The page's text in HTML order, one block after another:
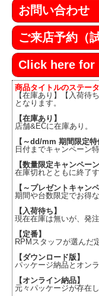
お問い合わせ
ご来店予約（
Click here
商品タイトルのステー
【在庫あり】【入荷待
となります。
【在庫あり】
店舗&ECに在庫あり。
【～dd/mm 期間限定特
日付までキャンペーン
【数量限定キャンペーン
在庫切れとともに終了
【～プレゼントキャンペ
期間や台数限定でお得
【入荷待ち】
現在在庫は無いが、発
【定番】
RPMスタッフが選んだ
【ダウンロード版】
パッケージ納品とオン
【オンライン納品】
元々パッケージが存在